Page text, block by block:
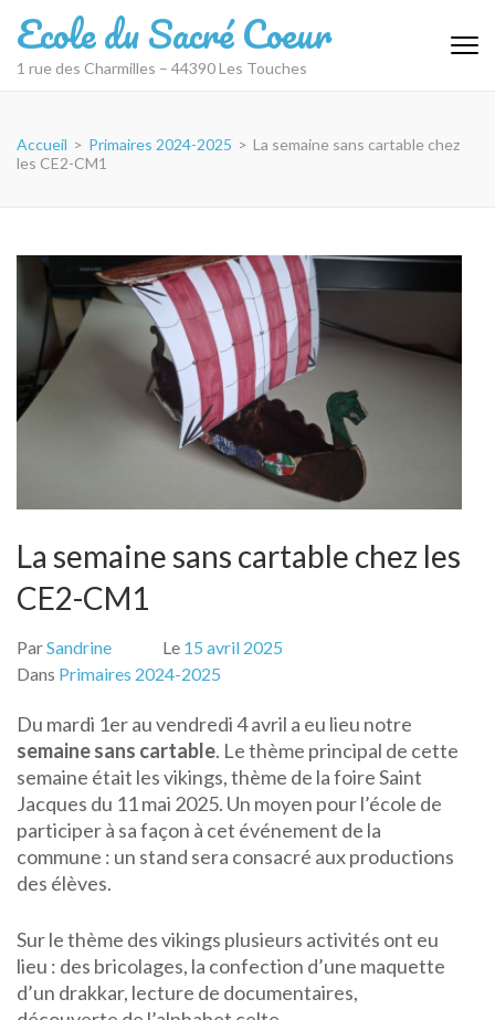
au
contenu
Ecole du Sacré Coeur
1 rue des Charmilles – 44390 Les Touches
Accueil > Primaires 2024-2025 > La semaine sans cartable chez
les CE2-CM1
La semaine sans cartable chez les
CE2-CM1
ParSandrine Le 15 avril 2025
Dans Primaires 2024-2025
Du mardi 1er au vendredi 4 avril a eu lieu notre
semaine sans cartable. Le thème principal de cette
semaine était les vikings, thème de la foire Saint
Jacques du 11 mai 2025. Un moyen pour l’école de
participer à sa façon à cet événement de la
commune : un stand sera consacré aux productions
des élèves.
Sur le thème des vikings plusieurs activités ont eu
lieu : des bricolages, la confection d’une maquette
d’un drakkar, lecture de documentaires,